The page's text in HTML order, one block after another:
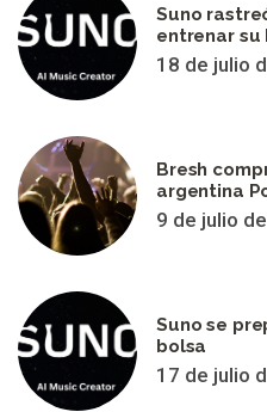
Suno
entrenar su
18 de julio
Bresh
argentina
9 de julio
Suno se
bolsa
17 de julio